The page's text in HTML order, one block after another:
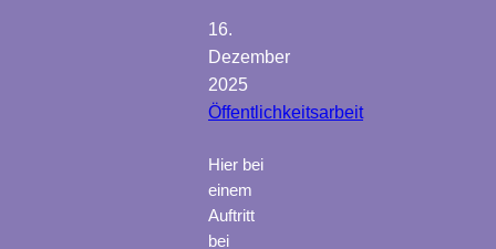
16.
Dezember
2025
Öffentlichkeitsarbeit
Hier bei
einem
Auftritt
bei